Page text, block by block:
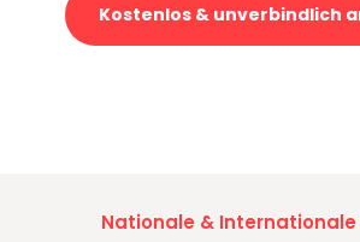
Kostenlos & unverbindlich
Nationale & Internationale